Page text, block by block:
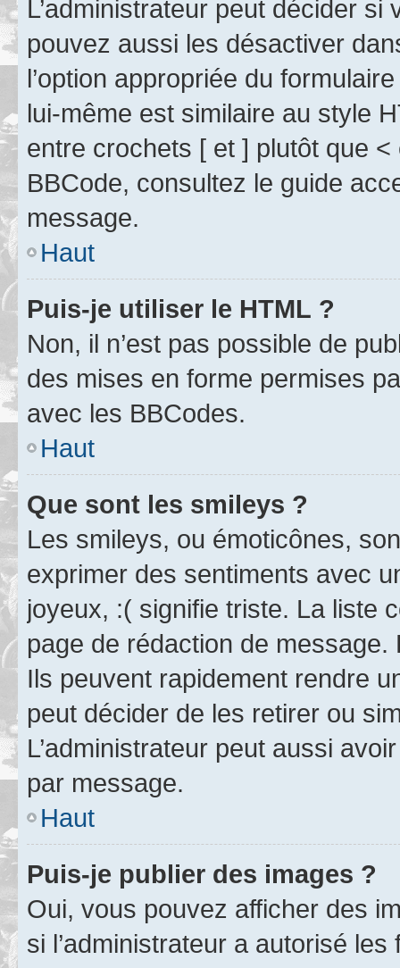
L’administrateur peut décider
pouvez aussi les désactiver
l’option appropriée du
lui-même est similaire au style
entre crochets [ et ] plutôt que
BBCode, consultez le guide
message.
Haut
Puis-je utiliser le HTML ?
Non, il n’est pas possible de
des mises en forme permises
avec les BBCodes.
Haut
Que sont les smileys ?
Les smileys, ou émoticônes,
exprimer des sentiments avec
joyeux, :( signifie triste. La liste
page de rédaction de
Ils peuvent rapidement rendre
peut décider de les retirer ou
L’administrateur peut aussi
par message.
Haut
Puis-je publier des images ?
Oui, vous pouvez afficher des
si l’administrateur a autorisé